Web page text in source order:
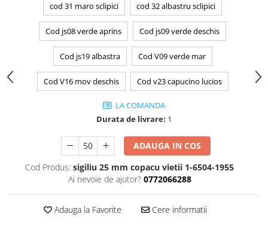
cod 31 maro sclipici cod 32 albastru sclipici
Cod js08 verde aprins Cod js09 verde deschis
Cod js19 albastra Cod V09 verde mar
Cod V16 mov deschis Cod v23 capucino lucios
LA COMANDA
Durata de livrare: 1
ADAUGA IN COS
Cod Produs: sigiliu 25 mm copacu vietii 1-6504-1955
Ai nevoie de ajutor? 0772066288
Adauga la Favorite Cere informatii